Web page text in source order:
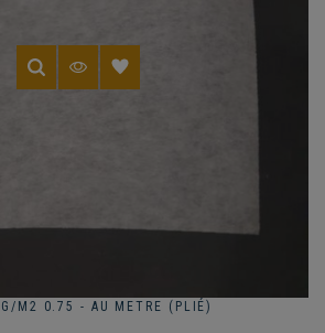
M2 0.75 - AU METRE (PLIÉ)